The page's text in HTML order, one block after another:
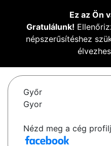
Ez az Ön
Gratulálunk!
népszerűsítéshez
Győr
Gyor
Nézd meg a cég